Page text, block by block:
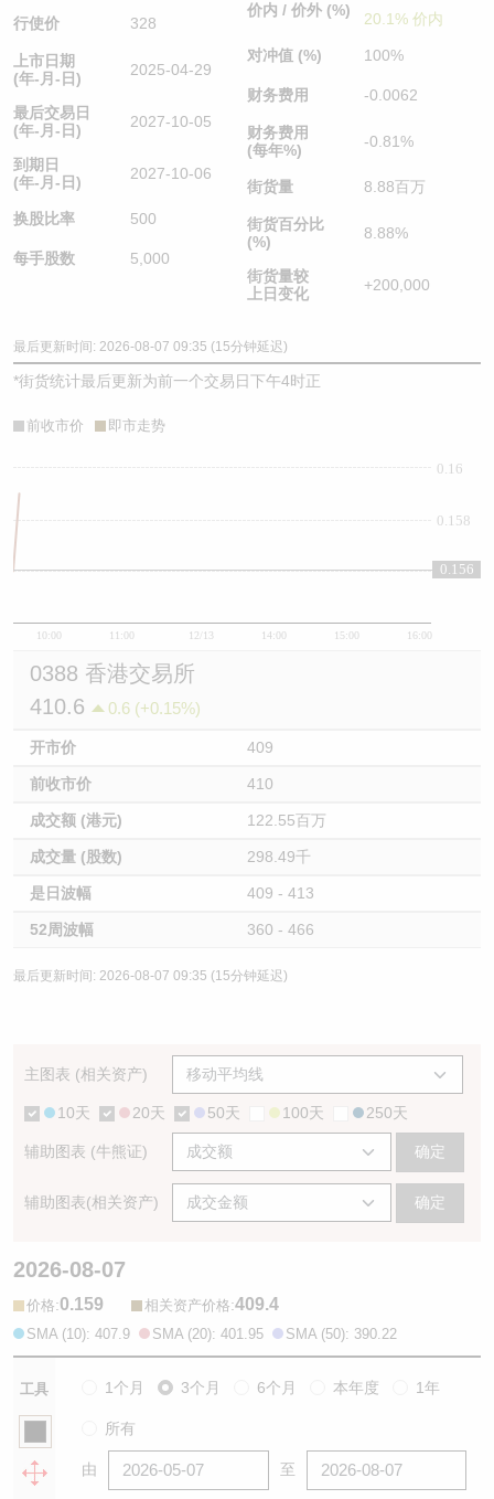
行使价 328
上市日期
(年-月-日)
2025-04-29
最后交易日
(年-月-日)
2027-10-05
到期日
(年-月-日)
2027-10-06
换股比率 500
每手股数 5,000
价内 / 价外 (%) 20.1% 价内
对冲值 (%) 100%
财务费用 -0.0062
财务费用
(每年%)
-0.81%
街货量 8.88百万
街货百分比
(%)
8.88%
街货量较
上日变化
+200,000
最后更新时间: 2026-08-07 09:35 (15分钟延迟)
*街货统计最后更新为前一个交易日下午4时正
前收市价 即市走势
10:00 11:00 12/13 14:00 15:00 16:00
0.156
0.158
0.16
0.156
0388 香港交易所
410.6
0.6 (+0.15%)
开市价 409
前收市价 410
成交额 (港元) 122.55百万
成交量 (股数) 298.49千
是日波幅 409 - 413
52周波幅 360 - 466
最后更新时间: 2026-08-07 09:35 (15分钟延迟)
主图表 (相关资产)
10天 20天 50天 100天 250天
辅助图表 (牛熊证) 确定
辅助图表(相关资产) 确定
2026-08-07
价格:0.159 相关资产价格:409.4
SMA (10): 407.9 SMA (20): 401.95 SMA (50): 390.22
工具 1个月 3个月 6个月 本年度 1年
所有
由 至